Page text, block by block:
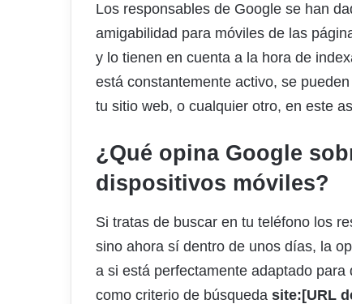
Los responsables de Google se han
amigabilidad para móviles de las
y lo tienen en cuenta a la hora de
está constantemente activo, se
tu sitio web, o cualquier otro, en este
¿Qué opina Google
dispositivos móviles?
Si tratas de buscar en tu teléfono los
sino ahora sí dentro de unos días, la
a si está perfectamente adaptado
como criterio de búsqueda site:[URL